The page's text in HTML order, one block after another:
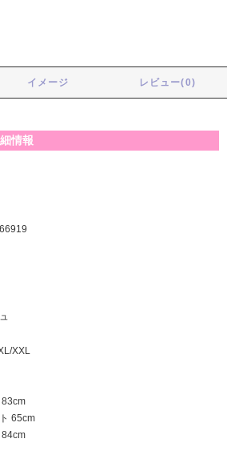
イメージ レビュー(0)
情報
XXL
65cm
84cm